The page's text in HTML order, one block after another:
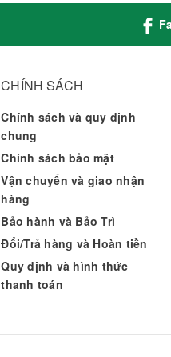
CHÍNH SÁCH
Chính sách và quy định
chung
Chính sách bảo mật
Vận chuyển và giao nhận
hàng
Bảo hành và Bảo Trì
Đổi/Trả hàng và Hoàn tiền
Quy định và hình thức
thanh toán